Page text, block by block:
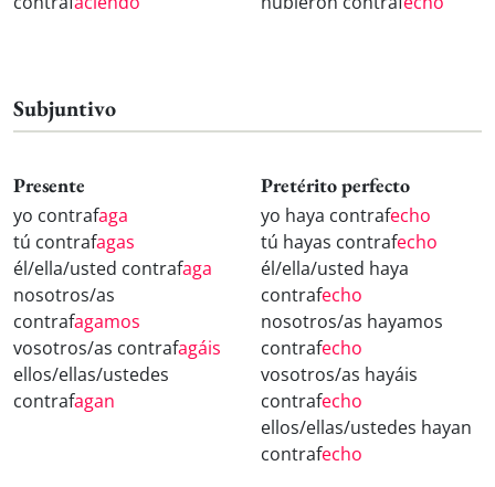
Subjuntivo
Presente
yo contrafaga
tú contrafagas
él/ella/usted contrafaga
nosotros/as
contrafagamos
vosotros/as contrafagáis
ellos/ellas/ustedes
contrafagan
Pretérito perfecto
yo haya contrafecho
tú hayas contrafecho
él/ella/usted haya
contrafecho
nosotros/as hayamos
contrafecho
vosotros/as hayáis
contrafecho
ellos/ellas/ustedes hayan
contrafecho